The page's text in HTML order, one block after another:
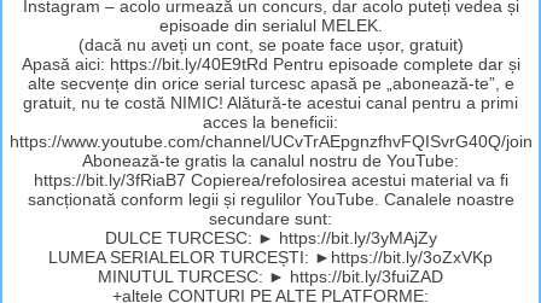
Instagram – acolo urmează un concurs, dar acolo puteți vedea și
episoade din serialul MELEK.
(dacă nu aveți un cont, se poate face ușor, gratuit)
Apasă aici: https://bit.ly/40E9tRd Pentru episoade complete dar și
alte secvențe din orice serial turcesc apasă pe „abonează-te”, e
gratuit, nu te costă NIMIC! Alătură-te acestui canal pentru a primi
acces la beneficii:
https://www.youtube.com/channel/UCvTrAEpgnzfhvFQISvrG40Q/join
Abonează-te gratis la canalul nostru de YouTube:
https://bit.ly/3fRiaB7 Copierea/refolosirea acestui material va fi
sancționată conform legii și regulilor YouTube. Canalele noastre
secundare sunt:
DULCE TURCESC: ► https://bit.ly/3yMAjZy
LUMEA SERIALELOR TURCEȘTI: ►https://bit.ly/3oZxVKp
MINUTUL TURCESC: ► https://bit.ly/3fuiZAD
+altele CONTURI PE ALTE PLATFORME: